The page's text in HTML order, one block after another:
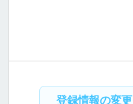
登録情報の変更